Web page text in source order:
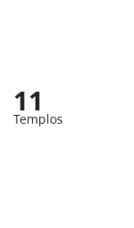
11
Templos